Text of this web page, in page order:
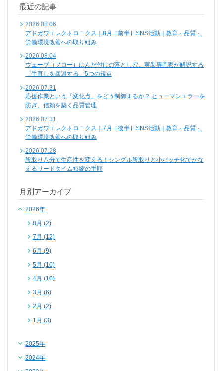
最近の記事
2026.08.06
アドガワエレクトロニクス｜8月［前半］SNS活動｜教育・品質・
労働環境改善への取り組み
2026.08.04
ウェーブ（フロー）はんだ付けの落とし穴。実装専門家が解説する
「手直しを回避する」5つの視点
2026.07.31
応援作業という「変化点」をどう制御するか？ ヒューマンエラーを
防ぎ、信頼を築く品質管理
2026.07.31
アドガワエレクトロニクス｜7月［後半］SNS活動｜教育・品質・
労働環境改善への取り組み
2026.07.28
段取り八分で生産性を変える！シングル段取りと小バッチ化でかな
えるリードタイム短縮の手順
月別アーカイブ
2026年
8月 (2)
7月 (12)
6月 (9)
5月 (10)
4月 (10)
3月 (6)
2月 (2)
1月 (3)
2025年
2024年